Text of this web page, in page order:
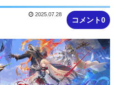
コメント0
2025.07.28